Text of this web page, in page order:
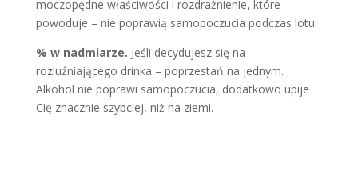
moczopędne właściwości i rozdrażnienie, które
powoduje – nie poprawią samopoczucia podczas lotu.
% w nadmiarze. Jeśli decydujesz się na
rozluźniającego drinka – poprzestań na jednym.
Alkohol nie poprawi samopoczucia, dodatkowo upije
Cię znacznie szybciej, niż na ziemi.